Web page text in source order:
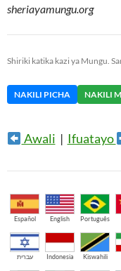
sheriayamungu.org
Shiriki katika kazi ya Mungu.
NAKILI PICHA NAKILI
Awali | Ifuatayo
Español English Português
עברית Indonesia Kiswahili